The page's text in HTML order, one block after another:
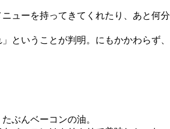
ューを持ってきてくれたり、あと何
ということが判明。にもかかわら
ぶんベーコンの油。